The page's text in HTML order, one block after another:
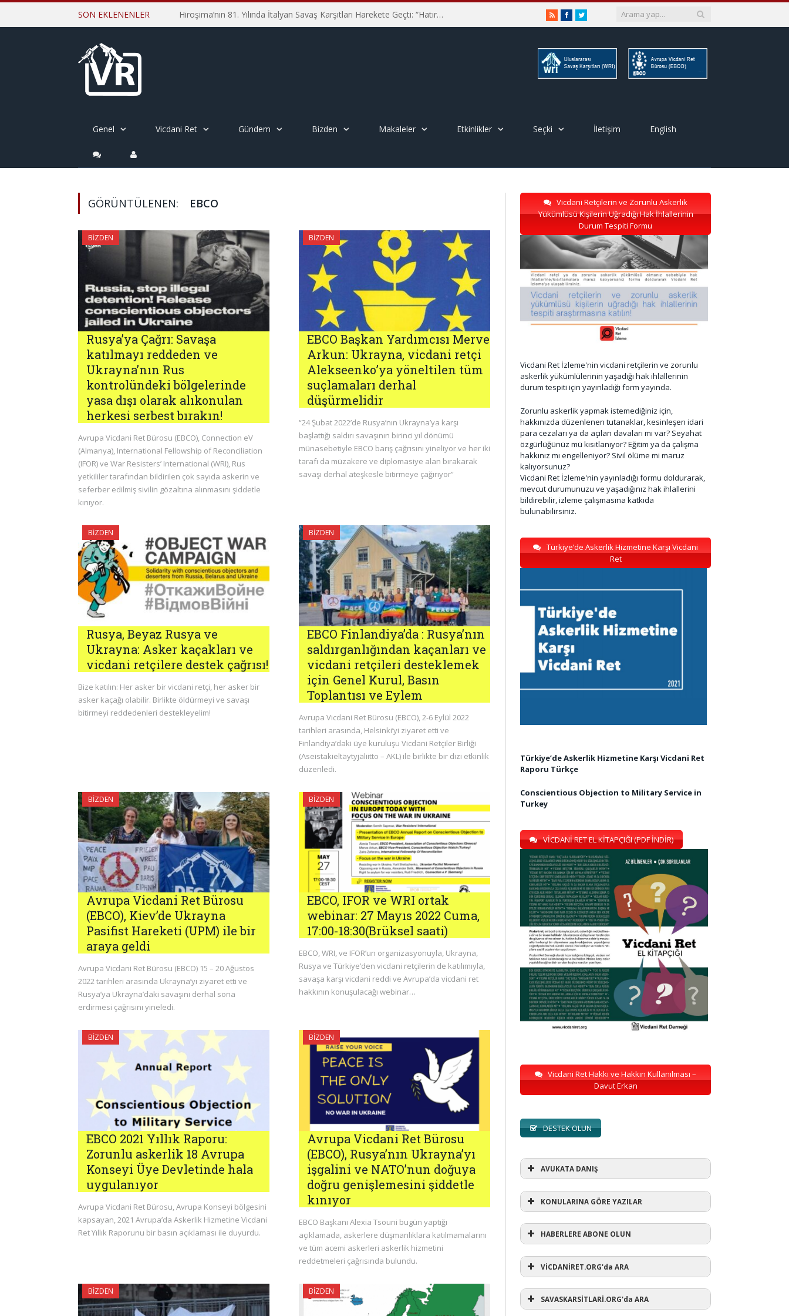
SON EKLENENLER Hiroşima’nın 81. Yılında İtalyan Savaş Karşıtları Harekete Geçti: “Hatırlamak yeterli değil” RSSFacebookTwitter
Genel Vicdani Ret Gündem Bizden Makaleler Etkinlikler Seçki İletişim English
GÖRÜNTÜLENEN: EBCO
BIZDEN
Rusya’ya Çağrı: Savaşa
katılmayı reddeden ve
Ukrayna’nın Rus
kontrolündeki bölgelerinde
yasa dışı olarak alıkonulan
herkesi serbest bırakın!
Avrupa Vicdani Ret Bürosu (EBCO), Connection eV
(Almanya), International Fellowship of Reconciliation
(IFOR) ve War Resisters’ International (WRI), Rus
yetkililer tarafından bildirilen çok sayıda askerin ve
seferber edilmiş sivilin gözaltına alınmasını şiddetle
kınıyor.
BIZDEN
EBCO Başkan Yardımcısı Merve
Arkun: Ukrayna, vicdani retçi
Alekseenko’ya yöneltilen tüm
suçlamaları derhal
düşürmelidir
“24 Şubat 2022’de Rusya’nın Ukrayna’ya karşı
başlattığı saldırı savaşının birinci yıl dönümü
münasebetiyle EBCO barış çağrısını yineliyor ve her iki
tarafı da müzakere ve diplomasiye alan bırakarak
savaşı derhal ateşkesle bitirmeye çağırıyor”
BIZDEN
Rusya, Beyaz Rusya ve
Ukrayna: Asker kaçakları ve
vicdani retçilere destek çağrısı!
Bize katılın: Her asker bir vicdani retçi, her asker bir
asker kaçağı olabilir. Birlikte öldürmeyi ve savaşı
bitirmeyi reddedenleri destekleyelim!
BIZDEN
EBCO Finlandiya’da : Rusya’nın
saldırganlığından kaçanları ve
vicdani retçileri desteklemek
için Genel Kurul, Basın
Toplantısı ve Eylem
Avrupa Vicdani Ret Bürosu (EBCO), 2-6 Eylül 2022
tarihleri arasında, Helsinki’yi ziyaret etti ve
Finlandiya’daki üye kuruluşu Vicdani Retçiler Birliği
(Aseistakieltäytyjäliitto – AKL) ile birlikte bir dizi etkinlik
düzenledi.
BIZDEN
Avrupa Vicdani Ret Bürosu
(EBCO), Kiev’de Ukrayna
Pasifist Hareketi (UPM) ile bir
araya geldi
Avrupa Vicdani Ret Bürosu (EBCO) 15 – 20 Ağustos
2022 tarihleri ​​arasında Ukrayna’yı ziyaret etti ve
Rusya’ya Ukrayna’daki savaşını derhal sona
erdirmesi çağrısını yineledi.
BIZDEN
EBCO, IFOR ve WRI ortak
webinar: 27 Mayıs 2022 Cuma,
17:00-18:30(Brüksel saati)
EBCO, WRI, ve IFOR’un organizasyonuyla, Ukrayna,
Rusya ve Türkiye’den vicdani retçilerin de katılımıyla,
savaşa karşı vicdani reddi ve Avrupa’da vicdani ret
hakkının konuşulacağı webinar…
BIZDEN
EBCO 2021 Yıllık Raporu:
Zorunlu askerlik 18 Avrupa
Konseyi Üye Devletinde hala
uygulanıyor
Avrupa Vicdani Ret Bürosu, Avrupa Konseyi bölgesini
kapsayan, 2021 Avrupa’da Askerlik Hizmetine Vicdani
Ret Yıllık Raporunu bir basın açıklaması ile duyurdu.
BIZDEN
Avrupa Vicdani Ret Bürosu
(EBCO), Rusya’nın Ukrayna’yı
işgalini ve NATO’nun doğuya
doğru genişlemesini şiddetle
kınıyor
EBCO Başkanı Alexia Tsouni bugün yaptığı
açıklamada, askerlere düşmanlıklara katılmamalarını
ve tüm acemi askerleri askerlik hizmetini
reddetmeleri çağrısında bulundu.
BIZDEN BIZDEN
Vicdani Retçilerin ve Zorunlu Askerlik
Yükümlüsü Kişilerin Uğradığı Hak İhlallerinin
Durum Tespiti Formu
Vicdani Ret İzleme'nin vicdani retçilerin ve zorunlu
askerlik yükümlülerinin yaşadığı hak ihlallerinin
durum tespiti için yayınladığı form yayında.
Zorunlu askerlik yapmak istemediğiniz için,
hakkınızda düzenlenen tutanaklar, kesinleşen idari
para cezaları ya da açılan davaları mı var? Seyahat
özgürlüğünüz mü kısıtlanıyor? Eğitim ya da çalışma
hakkınız mı engelleniyor? Sivil ölüme mi maruz
kalıyorsunuz?
Vicdani Ret İzleme'nin yayınladığı formu doldurarak,
mevcut durumunuzu ve yaşadığınız hak ihlallerini
bildirebilir, izleme çalışmasına katkıda
bulunabilirsiniz.
Türkiye’de Askerlik Hizmetine Karşı Vicdani
Ret
Türkiye’de Askerlik Hizmetine Karşı Vicdani Ret
Raporu Türkçe
Conscientious Objection to Military Service in
Turkey
VİCDANİ RET EL KİTAPÇIĞI (PDF İNDİR)
Vicdani Ret Hakkı ve Hakkın Kullanılması –
Davut Erkan
DESTEK OLUN
AVUKATA DANIŞ
AVUKATA DANIŞ
KONULARINA GÖRE YAZILAR
KONULARINA GÖRE YAZILAR
#refusewar(1)
'dur' ihtarı(3)
HABERLERE ABONE OLUN
VİCDANİRET.ORG'da ARA
SAVASKARSİTLARİ.ORG'da ARA